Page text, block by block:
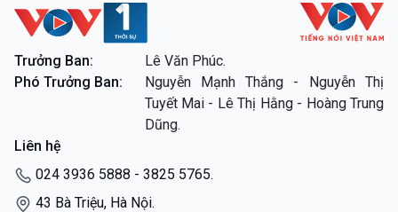
Trưởng Ban:
Lê Văn Phúc.
Phó Trưởng Ban:
Nguyễn Mạnh Thắng - Nguyễn Thị
Tuyết Mai - Lê Thị Hằng - Hoàng Trung
Dũng.
Liên hệ
024 3936 5888 - 3825 5765.
43 Bà Triệu, Hà Nội.